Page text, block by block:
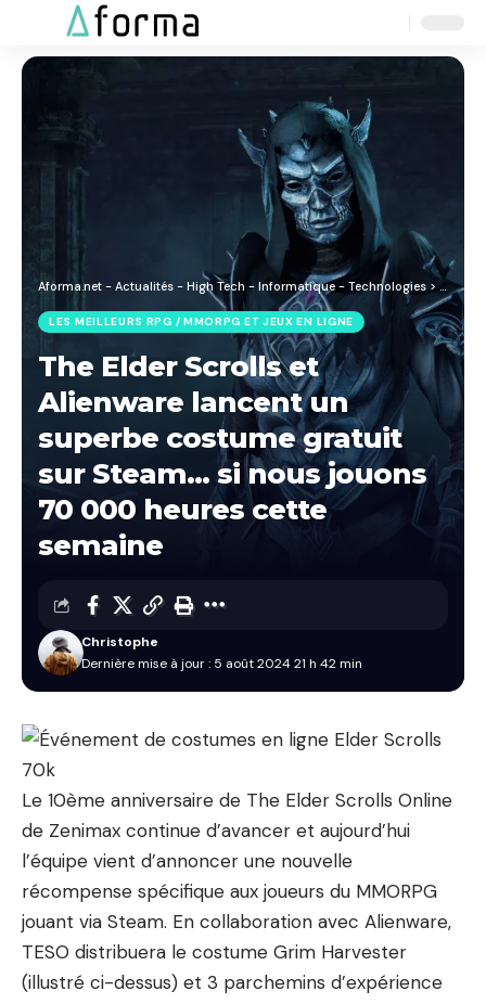
Aforma.net - Actualités - High Tech - Informatique - Technologies > Blog
LES MEILLEURS RPG / MMORPG ET JEUX EN LIGNE
The Elder Scrolls et
Alienware lancent un
superbe costume gratuit
sur Steam… si nous jouons
70 000 heures cette
semaine
Dernière mise à jour : 5 août 2024 21 h 42 min
Christophe
Le 10ème anniversaire de The Elder Scrolls Online
de Zenimax continue d’avancer et aujourd’hui
l’équipe vient d’annoncer une nouvelle
récompense spécifique aux joueurs du MMORPG
jouant via Steam. En collaboration avec Alienware,
TESO distribuera le costume Grim Harvester
(illustré ci-dessus) et 3 parchemins d’expérience